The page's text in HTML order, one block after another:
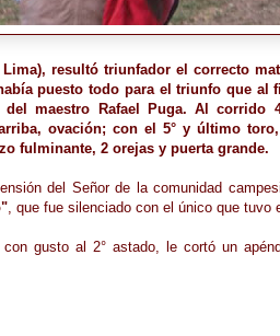
resultó triunfador el correcto
puesto todo para el triunfo que al
maestro Rafael Puga. Al corrido
ovación; con el 5° y último
fulminante, 2 orejas y puerta grande.
del Señor de la comunidad
, que fue silenciado con el único que tuvo
con gusto al 2° astado, le cortó un